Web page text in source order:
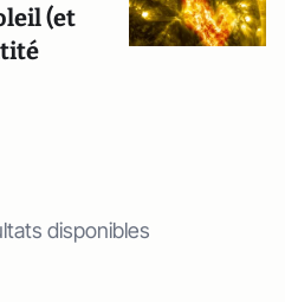
(et
disponibles